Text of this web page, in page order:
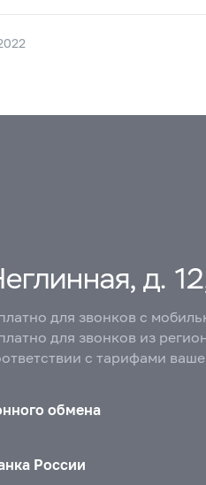
д.
для звонков с
для звонков из
с тарифами
обмена
России